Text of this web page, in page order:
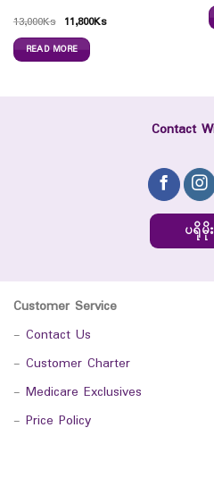
13,000Ks 11,800Ks
READ MORE
Contact
ပရိုမို
Customer Service
- Contact Us
- Customer Charter
- Medicare Exclusives
- Price Policy